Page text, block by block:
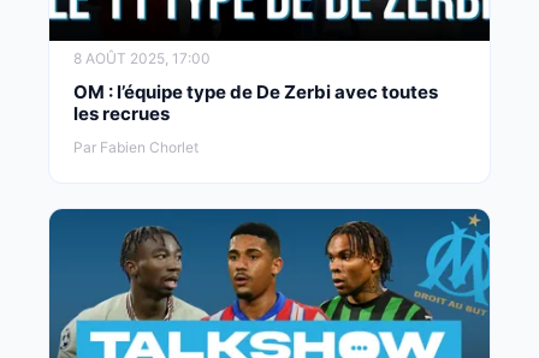
8 AOÛT 2025, 17:00
OM : l’équipe type de De Zerbi avec toutes
les recrues
Par Fabien Chorlet